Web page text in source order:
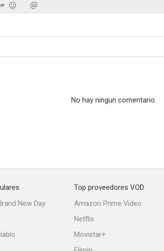
No hay ningun comentario.
New Day
Top proveedores VOD
Amazon Prime Video
Netflix
Movistar+